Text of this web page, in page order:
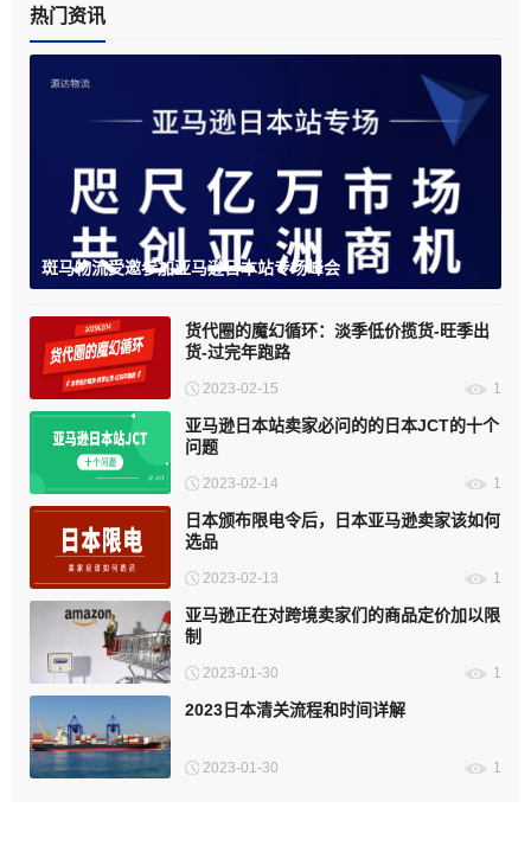
热门资讯
斑马物流受邀参加亚马逊日本站专场峰会
货代圈的魔幻循环：淡季低价揽货-旺季出
货-过完年跑路
2023-02-15 1
亚马逊日本站卖家必问的的日本JCT的十个
问题
2023-02-14 1
日本颁布限电令后，日本亚马逊卖家该如何
选品
2023-02-13 1
亚马逊正在对跨境卖家们的商品定价加以限
制
2023-01-30 1
2023日本清关流程和时间详解
2023-01-30 1